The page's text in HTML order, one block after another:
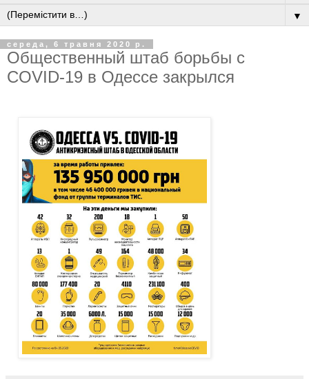
▼
середа, 6 травня 2020 р.
Общественный штаб борьбы с
COVID-19 в Одессе закрылся